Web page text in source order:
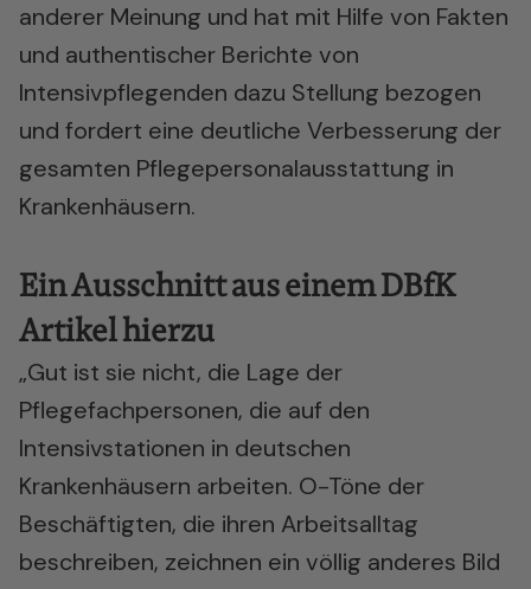
anderer Meinung und hat mit Hilfe von Fakten
und authentischer Berichte von
Intensivpflegenden dazu Stellung bezogen
und fordert eine deutliche Verbesserung der
gesamten Pflegepersonalausstattung in
Krankenhäusern.
Ein Ausschnitt aus einem DBfK
Artikel hierzu
„Gut ist sie nicht, die Lage der
Pflegefachpersonen, die auf den
Intensivstationen in deutschen
Krankenhäusern arbeiten. O-Töne der
Beschäftigten, die ihren Arbeitsalltag
beschreiben, zeichnen ein völlig anderes Bild